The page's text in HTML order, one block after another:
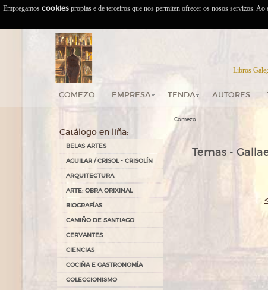
Libros
COMEZO EMPRESA TENDA AUTORES
Catálogo en liña:
BELAS ARTES
AGUILAR / CRISOL - CRISOLÍN
ARQUITECTURA
ARTE: OBRA ORIXINAL
BIOGRAFÍAS
CAMIÑO DE SANTIAGO
CERVANTES
CIENCIAS
COCIÑA E GASTRONOMÍA
COLECCIONISMO
:: Comezo
Temas -
Empregamos cookies propias e de terceiros que nos permiten ofrecer os nosos servizos.